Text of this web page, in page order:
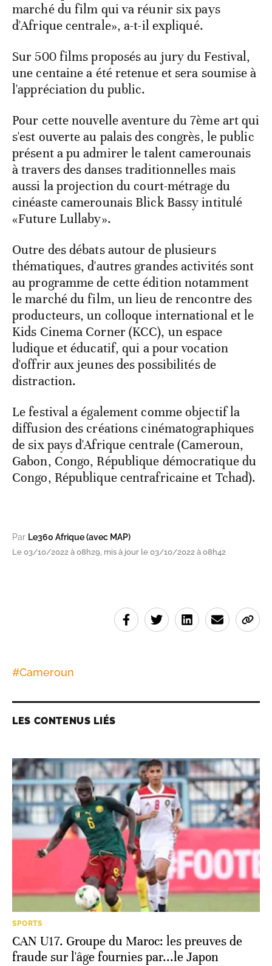
marché du film qui va réunir six pays
d'Afrique centrale», a-t-il expliqué.
Sur 500 films proposés au jury du Festival,
une centaine a été retenue et sera soumise à
l'appréciation du public.
Pour cette nouvelle aventure du 7ème art qui
s'est ouverte au palais des congrès, le public
présent a pu admirer le talent camerounais
à travers des danses traditionnelles mais
aussi la projection du court-métrage du
cinéaste camerounais Blick Bassy intitulé
«Future Lullaby».
Outre des débats autour de plusieurs
thématiques, d'autres grandes activités sont
au programme de cette édition notamment
le marché du film, un lieu de rencontre des
producteurs, un colloque international et le
Kids Cinema Corner (KCC), un espace
ludique et éducatif, qui a pour vocation
d'offrir aux jeunes des possibilités de
distraction.
Le festival a également comme objectif la
diffusion des créations cinématographiques
de six pays d'Afrique centrale (Cameroun,
Gabon, Congo, République démocratique du
Congo, République centrafricaine et Tchad).
Par Le360 Afrique (avec MAP)
Le 03/10/2022 à 08h29, mis à jour le 03/10/2022 à 08h42
#Cameroun
LES CONTENUS LIÉS
SPORTS
CAN U17. Groupe du Maroc: les preuves de
fraude sur l'âge fournies par...le Japon